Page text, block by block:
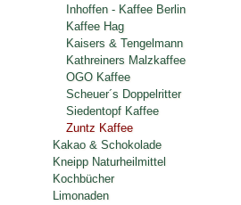
Inhoffen - Kaffee Berlin
Kaffee Hag
Kaisers & Tengelmann
Kathreiners Malzkaffee
OGO Kaffee
Scheuer´s Doppelritter
Siedentopf Kaffee
Zuntz Kaffee
Kakao & Schokolade
Kneipp Naturheilmittel
Kochbücher
Limonaden